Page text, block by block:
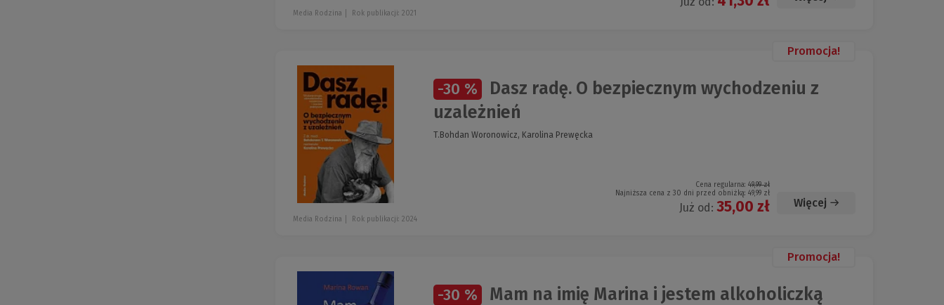
Media Rodzina Rok publikacji: 2021
Promocja!
-30 %
Dasz radę. O bezpiecznym wychodzeniu z
uzależnień
T.Bohdan Woronowicz, Karolina Prewęcka
Cena regularna: 49,99 zł
Najniższa cena z 30 dni przed obniżką: 49,99 zł
Już od: 35,00 zł Więcej
Media Rodzina Rok publikacji: 2024
Promocja!
-30 % Mam na imię Marina i jestem alkoholiczką